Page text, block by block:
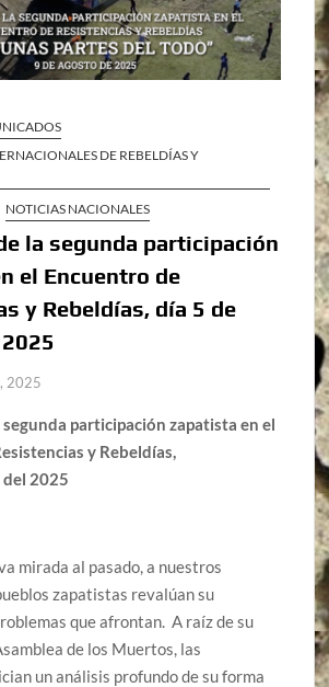
DE REBELDÍAS Y
NOTICIAS NACIONALES
la segunda participación
el Encuentro de
y Rebeldías, día 5 de
2025
segunda participación zapatista en el
y Rebeldías,
del 2025
mirada al pasado, a nuestros
zapatistas revalúan su
que afrontan. A raíz de su
de los Muertos, las
un análisis profundo de su forma